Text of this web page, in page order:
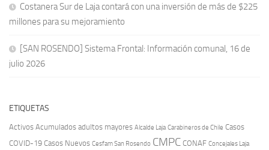
Costanera Sur de Laja contará con una inversión de más de $225
millones para su mejoramiento
[SAN ROSENDO] Sistema Frontal: Información comunal, 16 de
julio 2026
ETIQUETAS
Activos Acumulados adultos mayores Alcalde Laja Carabineros de Chile Casos
COVID-19 Casos Nuevos Cesfam San Rosendo CMPC CONAF Concejales Laja